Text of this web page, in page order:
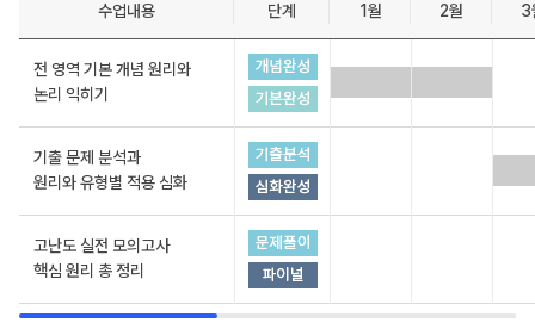
수업내용 단계 1월 2월 3
전 영역 기본 개념 원리와
논리 익히기
기출 문제 분석과
원리와 유형별 적용 심화
고난도 실전 모의고사
핵심 원리 총 정리